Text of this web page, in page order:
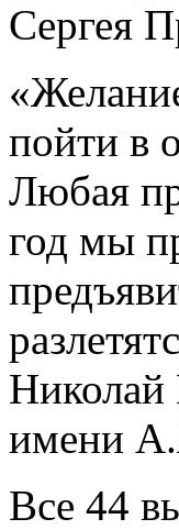
Сергея
пойти в
Любая
год мы
Николай
имени
Все 44